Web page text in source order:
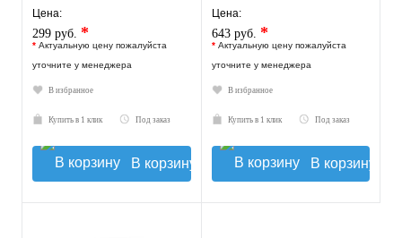
Цена:
299 руб. *
* Актуальную цену пожалуйста
уточните у менеджера
В избранное
Купить в 1 клик Под заказ
В корзину
Цена:
643 руб. *
* Актуальную цену пожалуйста
уточните у менеджера
В избранное
Купить в 1 клик Под заказ
В корзину